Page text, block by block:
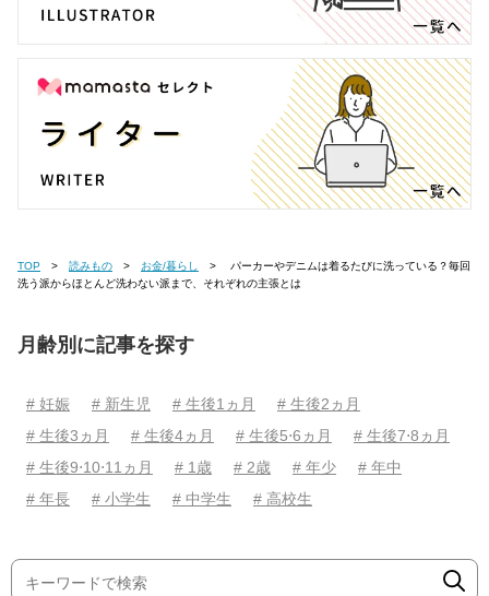
TOP 読みもの お金/暮らし
洗う派からほとんど洗わない派まで、それぞれの主張とは
月齢別に記事を探す
# 妊娠 # 新生児 # 生後1ヵ月
# 生後2ヵ月
# 生後3ヵ月
# 生後4ヵ月 # 生後5⋅6ヵ月
# 生後7⋅8ヵ月
# 生後9⋅10⋅11ヵ月
# 1歳 # 2歳 # 年少
# 年中
# 年長
# 小学生 # 中学生 # 高校生